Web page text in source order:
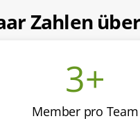
Zahlen
3+
Member pro Team